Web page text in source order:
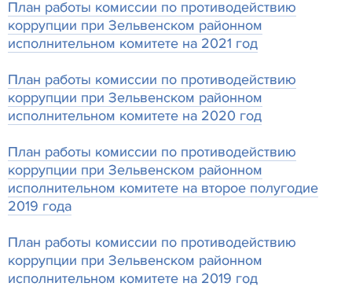
План работы комиссии по противодействию
коррупции при Зельвенском районном
исполнительном комитете на 2021 год
План работы комиссии по противодействию
коррупции при Зельвенском районном
исполнительном комитете на 2020 год
План работы комиссии по противодействию
коррупции при Зельвенском районном
исполнительном комитете на второе полугодие
2019 года
План работы комиссии по противодействию
коррупции при Зельвенском районном
исполнительном комитете на 2019 год